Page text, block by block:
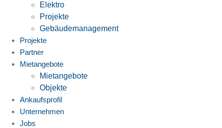
Elektro
Projekte
Gebäudemanagement
Projekte
Partner
Mietangebote
Mietangebote
Objekte
Ankaufsprofil
Unternehmen
Jobs